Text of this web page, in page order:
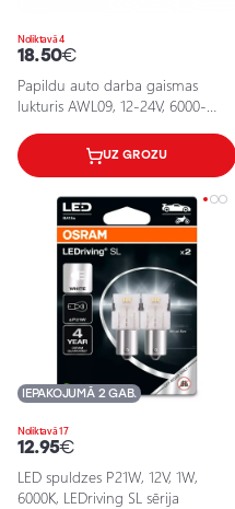
Noliktavā 4
18.50€
Papildu auto darba gaismas
lukturis AWL09, 12-24V, 6000-
UZ GROZU
Noliktavā 17
IEPAKOJUMĀ 2 GAB.
12.95€
LED spuldzes P21W, 12V, 1W,
6000K, LEDriving SL sērija